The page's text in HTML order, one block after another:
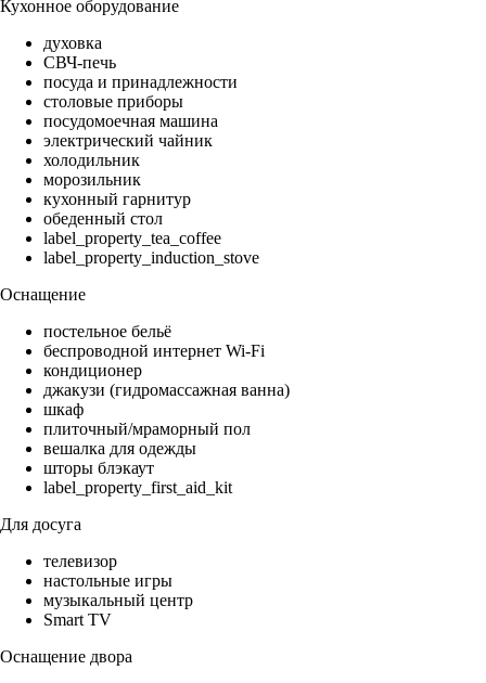
Кухонное оборудование
духовка
СВЧ-печь
посуда и принадлежности
столовые приборы
посудомоечная машина
электрический чайник
холодильник
морозильник
кухонный гарнитур
обеденный стол
label_property_tea_coffee
label_property_induction_stove
Оснащение
постельное бельё
беспроводной интернет Wi-Fi
кондиционер
джакузи (гидромассажная ванна)
шкаф
плиточный/мраморный пол
вешалка для одежды
шторы блэкаут
label_property_first_aid_kit
Для досуга
телевизор
настольные игры
музыкальный центр
Smart TV
Оснащение двора